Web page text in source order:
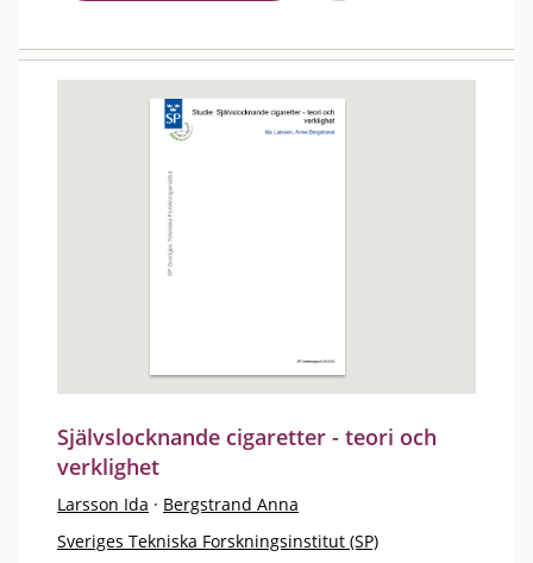
Självslocknande cigaretter - teori och
verklighet
Larsson Ida · Bergstrand Anna
Sveriges Tekniska Forskningsinstitut (SP)